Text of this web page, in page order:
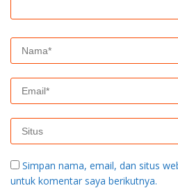
Simpan nama, email, dan situs
untuk komentar saya berikutnya.